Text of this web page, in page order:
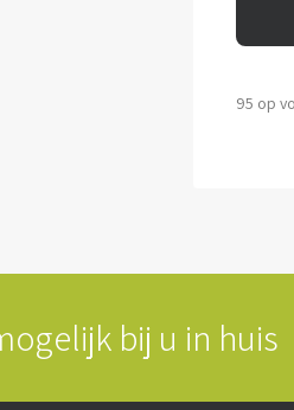
95 op
bij u in huis